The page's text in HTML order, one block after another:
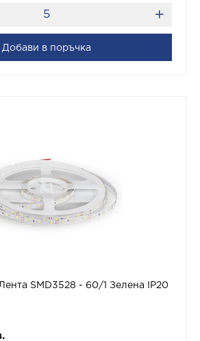
Добави в поръчка
Лента SMD3528 - 60/1 Зелена IP20